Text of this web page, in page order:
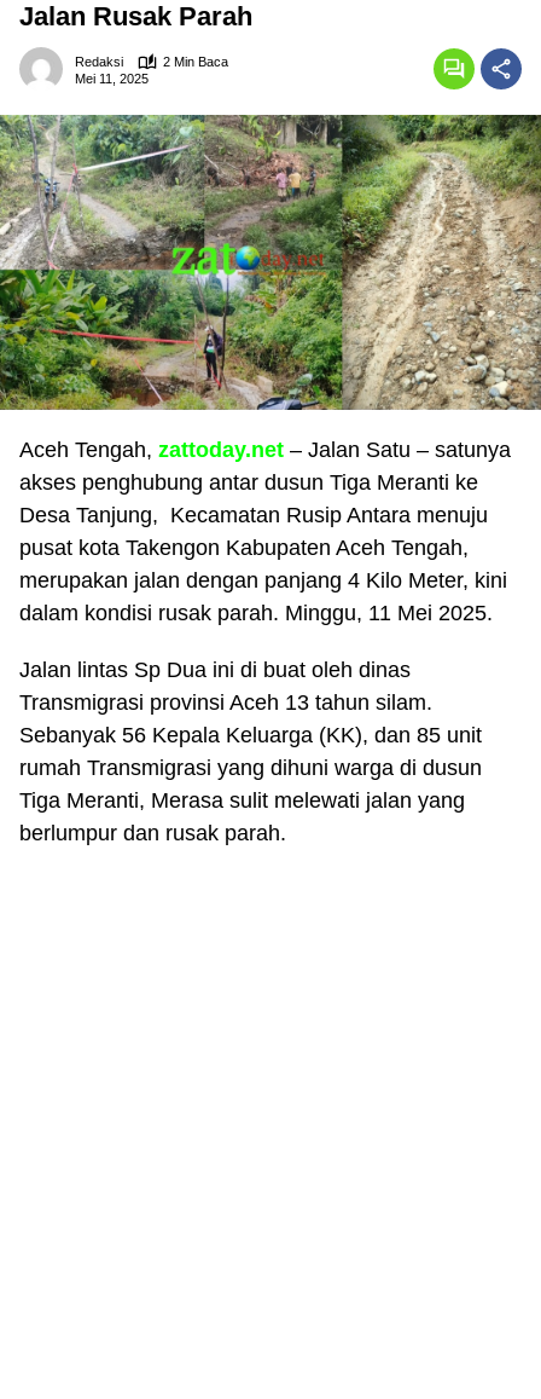
Jalan Rusak Parah
Redaksi
2 Min Baca
Mei 11, 2025
Aceh Tengah, zattoday.net – Jalan Satu – satunya
akses penghubung antar dusun Tiga Meranti ke
Desa Tanjung, Kecamatan Rusip Antara menuju
pusat kota Takengon Kabupaten Aceh Tengah,
merupakan jalan dengan panjang 4 Kilo Meter, kini
dalam kondisi rusak parah. Minggu, 11 Mei 2025.
Jalan lintas Sp Dua ini di buat oleh dinas
Transmigrasi provinsi Aceh 13 tahun silam.
Sebanyak 56 Kepala Keluarga (KK), dan 85 unit
rumah Transmigrasi yang dihuni warga di dusun
Tiga Meranti, Merasa sulit melewati jalan yang
berlumpur dan rusak parah.